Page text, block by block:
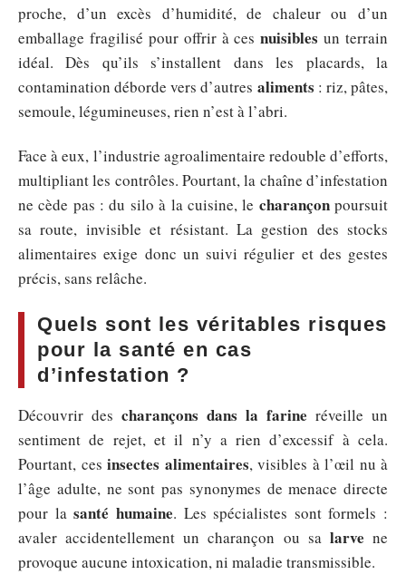
proche, d’un excès d’humidité, de chaleur ou d’un
emballage fragilisé pour offrir à cesnuisibles un terrain
idéal. Dès qu’ils s’installent dans les placards, la
contamination déborde vers d’autres aliments : riz, pâtes,
semoule, légumineuses, rien n’est à l’abri.
Face à eux, l’industrie agroalimentaire redouble d’efforts,
multipliant les contrôles. Pourtant, la chaîne d’infestation
ne cède pas : du silo à la cuisine, le charançonpoursuit
sa route, invisible et résistant. La gestion des stocks
alimentaires exige donc un suivi régulier et des gestes
précis, sans relâche.
Quels sont les véritables risques
pour la santé en cas
d’infestation ?
Découvrir des charançons dans la farine réveille un
sentiment de rejet, et il n’y a rien d’excessif à cela.
Pourtant, ces insectes alimentaires, visibles à l’œil nu à
l’âge adulte, ne sont pas synonymes de menace directe
pour lasanté humaine. Les spécialistes sont formels :
avaler accidentellement un charançon ou sa larve ne
provoque aucune intoxication, ni maladie transmissible.